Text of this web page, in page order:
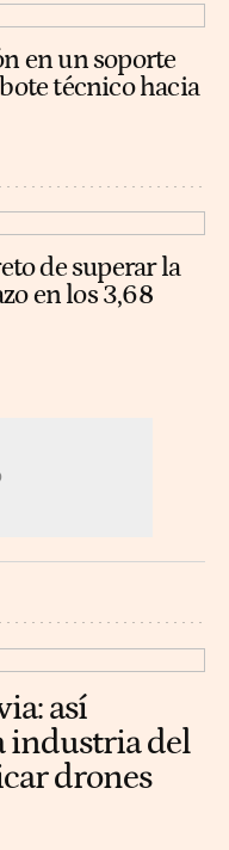
en un soporte
técnico hacia
de superar la
en los 3,68
así
industria del
drones